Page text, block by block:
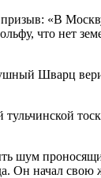
призыв: «В
что нет
Шварц
шум
Он начал свою